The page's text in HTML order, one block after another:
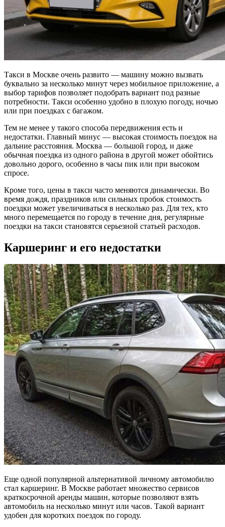
Такси в Москве очень развито — машину можно вызвать
буквально за несколько минут через мобильное приложение, а
выбор тарифов позволяет подобрать вариант под разные
потребности. Такси особенно удобно в плохую погоду, ночью
или при поездках с багажом.
Тем не менее у такого способа передвижения есть и
недостатки. Главный минус — высокая стоимость поездок на
дальние расстояния. Москва — большой город, и даже
обычная поездка из одного района в другой может обойтись
довольно дорого, особенно в часы пик или при высоком
спросе.
Кроме того, цены в такси часто меняются динамически. Во
время дождя, праздников или сильных пробок стоимость
поездки может увеличиваться в несколько раз. Для тех, кто
много перемещается по городу в течение дня, регулярные
поездки на такси становятся серьезной статьей расходов.
Каршеринг и его недостатки
Еще одной популярной альтернативой личному автомобилю
стал каршеринг. В Москве работает множество сервисов
краткосрочной аренды машин, которые позволяют взять
автомобиль на несколько минут или часов. Такой вариант
удобен для коротких поездок по городу.